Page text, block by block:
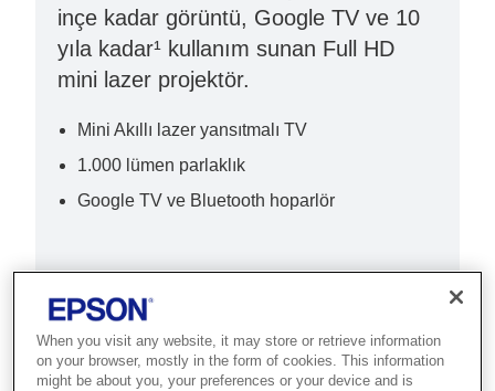
inçe kadar görüntü, Google TV ve 10
yıla kadar¹ kullanım sunan Full HD
mini lazer projektör.
Mini Akıllı lazer yansıtmalı TV
1.000 lümen parlaklık
Google TV ve Bluetooth hoparlör
Де купити
When you visit any website, it may store or retrieve information
on your browser, mostly in the form of cookies. This information
might be about you, your preferences or your device and is